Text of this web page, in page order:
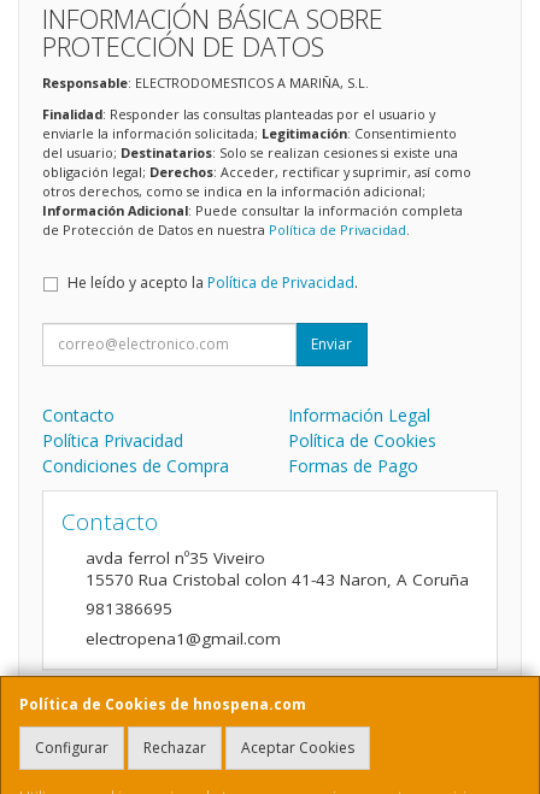
Política de Cookies de hnospena.com
Configurar Rechazar Aceptar Cookies
INFORMACIÓN BÁSICA SOBRE
PROTECCIÓN DE DATOS
Responsable: ELECTRODOMESTICOS A MARIÑA, S.L.
Finalidad: Responder las consultas planteadas por el usuario y
enviarle la información solicitada; Legitimación: Consentimiento
del usuario; Destinatarios: Solo se realizan cesiones si existe una
obligación legal; Derechos: Acceder, rectificar y suprimir, así como
otros derechos, como se indica en la información adicional;
Información Adicional: Puede consultar la información completa
de Protección de Datos en nuestra Política de Privacidad.
He leído y acepto la Política de Privacidad.
Enviar
Contacto
Información Legal
Política Privacidad
Política de Cookies
Condiciones de Compra
Formas de Pago
Contacto
avda ferrol nº35 Viveiro
15570 Rua Cristobal colon 41-43 Naron, A Coruña
981386695
electropena1@gmail.com
Horario
9:00 a 14:00 y de 16:00 A 20:00